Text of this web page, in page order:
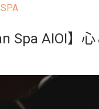
SPA
Spa AIOI】